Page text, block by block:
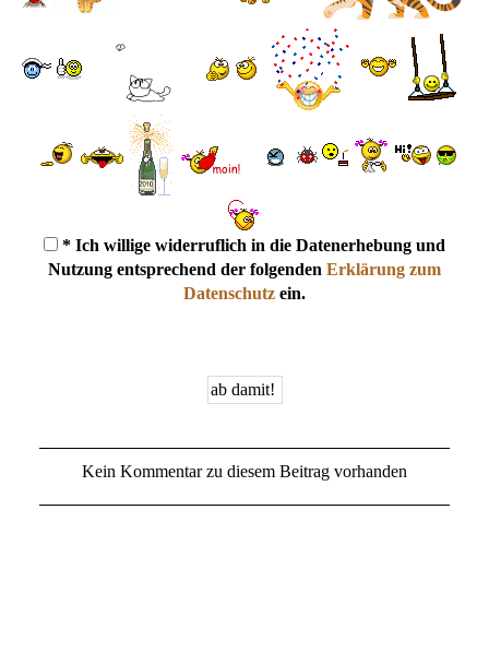
* Ich willige widerruflich in die Datenerhebung und
Nutzung entsprechend der folgenden Erklärung zum
Datenschutz ein.
Kein Kommentar zu diesem Beitrag vorhanden